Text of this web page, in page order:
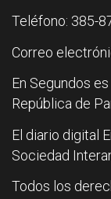
Teléfono: 385-
Correo
En Segundos
República de
El diario digital
Sociedad
Todos los